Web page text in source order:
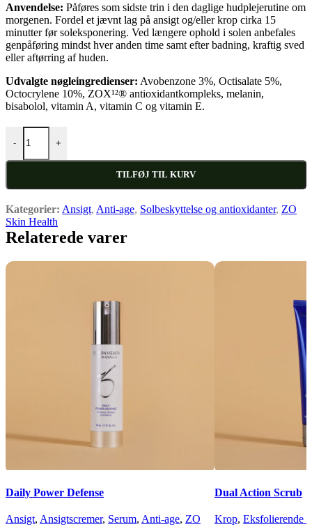
Anvendelse: Påføres som sidste trin i den daglige hudplejerutine om
morgenen. Fordel et jævnt lag på ansigt og/eller krop cirka 15
minutter før soleksponering. Ved længere ophold i solen anbefales
genpåføring mindst hver anden time samt efter badning, kraftig sved
eller aftørring af huden.
Udvalgte nøgleingredienser: Avobenzone 3%, Octisalate 5%,
Octocrylene 10%, ZOX¹²® antioxidantkompleks, melanin,
bisabolol, vitamin A, vitamin C og vitamin E.
-
GEL SUNSCREEN BROAD SPECTRUM SPF 30 antal
+
TILFØJ TIL KURV
Kategorier: Ansigt, Anti-age, Solbeskyttelse og antioxidanter, ZO
Skin Health
Relaterede varer
Daily Power Defense
Ansigt, Ansigtscremer, Serum, Anti-age, ZO
Dual Action Scrub
Krop, Eksfolierende